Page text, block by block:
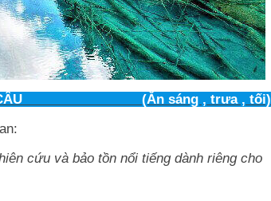
TRẠI CÂU (Ăn sáng , trưa , tối)
cứu và bảo tồn nổi tiếng dành riêng cho